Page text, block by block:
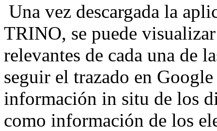
Una vez descargada la
TRINO, se puede
relevantes de cada una de
seguir el trazado en
información in situ de los
como información de los